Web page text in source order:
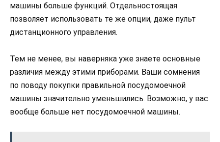
машины больше функций. Отдельностоящая
позволяет использовать те же опции, даже пульт
дистанционного управления.
Тем не менее, вы наверняка уже знаете основные
различия между этими приборами. Ваши сомнения
по поводу покупки правильной посудомоечной
машины значительно уменьшились. Возможно, у вас
вообще больше нет посудомоечной машины.